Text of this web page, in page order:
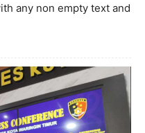
any non empty text and